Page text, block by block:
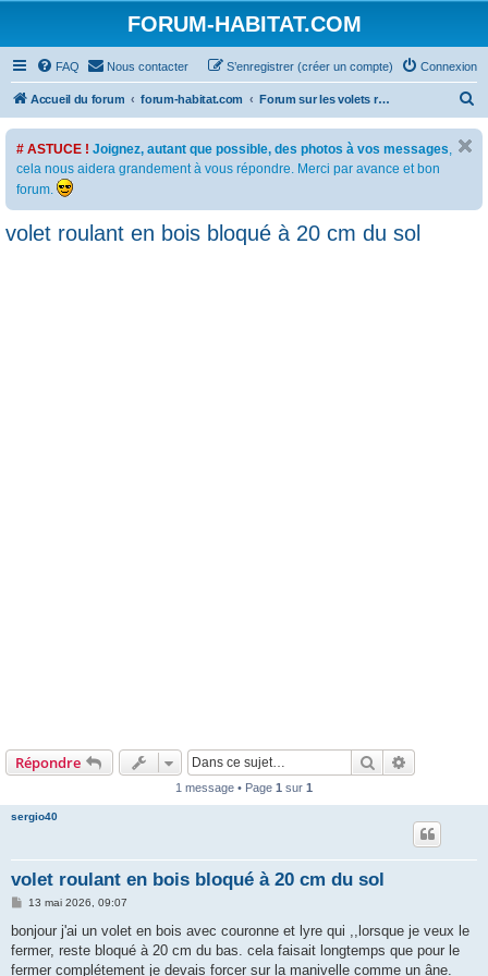
FORUM-HABITAT.COM
FAQ Nous contacter Connexion
S’enregistrer (créer un compte)
Accueil du forum forum-habitat.com Forum sur les volets roulants (à commande motorisée ou manuelle)
e
# ASTUCE ! Joignez, autant que possible, des photos à vos messages,
cela nous aidera grandement à vous répondre. Merci par avance et bon
forum.
volet roulant en bois bloqué à 20 cm du sol
Répondre Rechercher
1 message • Page 1 sur 1
sergio40
volet roulant en bois bloqué à 20 cm du sol
M
s
a
g
13 mai 2026, 09:07
bonjour j'ai un volet en bois avec couronne et lyre qui ,,lorsque je veux le
fermer, reste bloqué à 20 cm du bas. cela faisait longtemps que pour le
fermer complétement je devais forcer sur la manivelle comme un âne.